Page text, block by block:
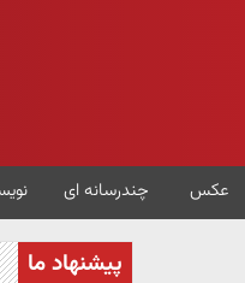
عکس چندرسانه ای
پیشنهاد ما